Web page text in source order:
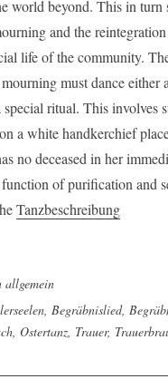
world beyond. This in turn
and the
life of the community.
must dance either
ritual. This involves
a white handkerchief
no deceased in her
of purification and
Tanzbeschreibung
allgemein
, Begräbnislied,
, Ostertanz, Trauer,